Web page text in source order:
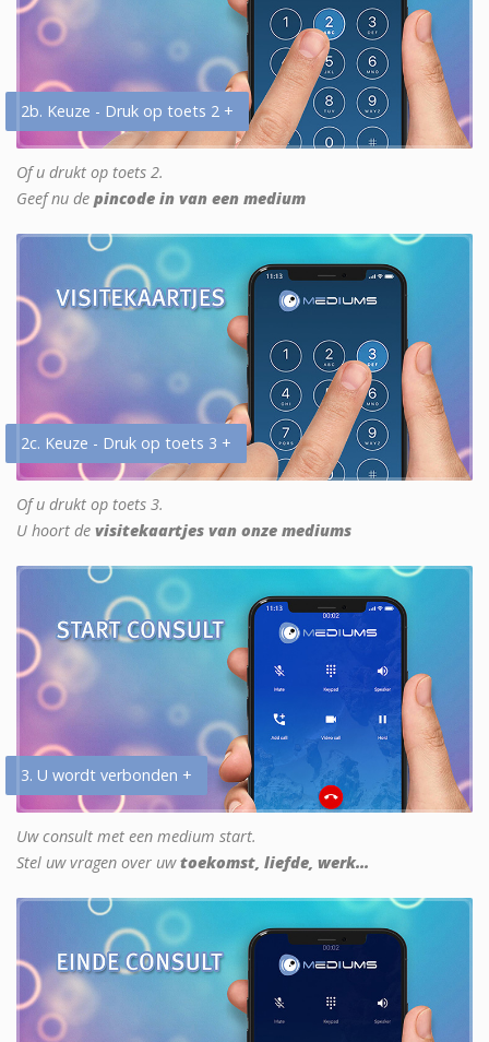
2b. Keuze - Druk op toets 2 +
Of u drukt op toets 2.
Geef nu de pincode in van een medium
2c. Keuze - Druk op toets 3 +
Of u drukt op toets 3.
U hoort de visitekaartjes van onze mediums
3. U wordt verbonden +
Uw consult met een medium start.
Stel uw vragen over uwtoekomst, liefde, werk...